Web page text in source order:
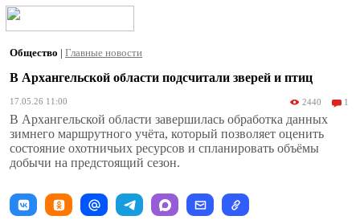
Общество | Главные новости
В Архангельской области подсчитали зверей и птиц
17.05.26 11:00 2440 1
В Архангельской области завершилась обработка данных
зимнего маршрутного учёта, который позволяет оценить
состояние охотничьих ресурсов и спланировать объёмы
добычи на предстоящий сезон.